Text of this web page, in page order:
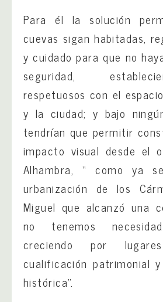
Para él la solución
cuevas sigan habitadas,
y cuidado para que no
seguridad,
respetuosos con el
y la ciudad; y bajo
tendrían que permitir
impacto visual desde el
Alhambra, “ como ya
urbanización de los
Miguel que alcanzó una
no tenemos
creciendo por
cualificación patrimonial
histórica”.